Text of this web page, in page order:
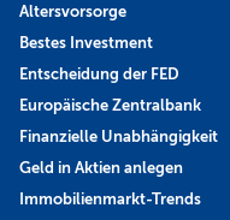
Altersvorsorge
Bestes Investment
Entscheidung der FED
Europäische Zentralbank
Finanzielle Unabhängigkeit
Geld in Aktien anlegen
Immobilienmarkt-Trends